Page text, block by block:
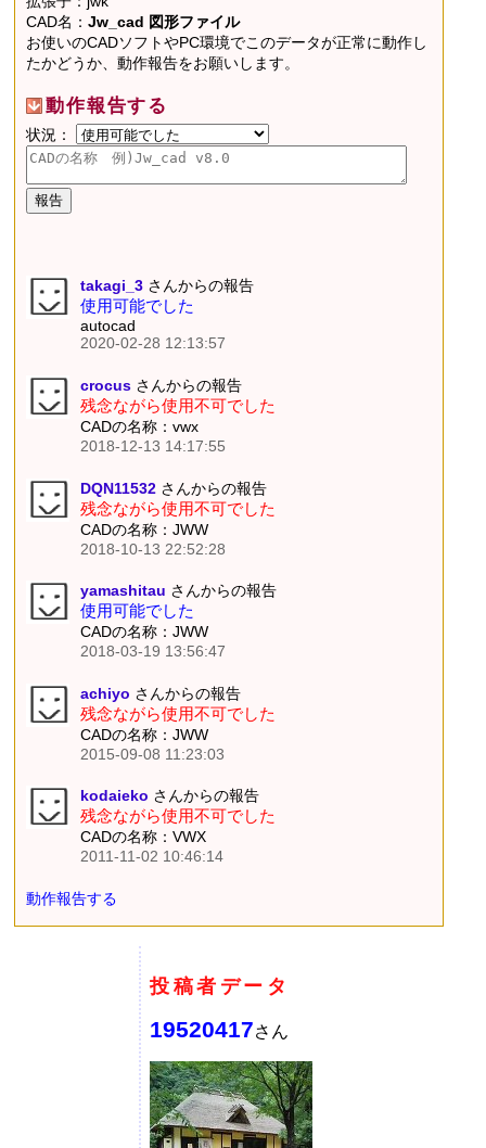
CAD名：Jw_cad 図形ファイル
お使いのCADソフトやPC環境でこのデータが正常に動作し
たかどうか、動作報告をお願いします。
動作報告する
状況：
takagi_3 さんからの報告
使用可能でした
autocad
2020-02-28 12:13:57
crocus さんからの報告
残念ながら使用不可でした
CADの名称：vwx
2018-12-13 14:17:55
DQN11532 さんからの報告
残念ながら使用不可でした
CADの名称：JWW
2018-10-13 22:52:28
yamashitau さんからの報告
使用可能でした
CADの名称：JWW
2018-03-19 13:56:47
achiyo さんからの報告
残念ながら使用不可でした
CADの名称：JWW
2015-09-08 11:23:03
kodaieko さんからの報告
残念ながら使用不可でした
CADの名称：VWX
2011-11-02 10:46:14
動作報告する
投稿者データ
19520417さん